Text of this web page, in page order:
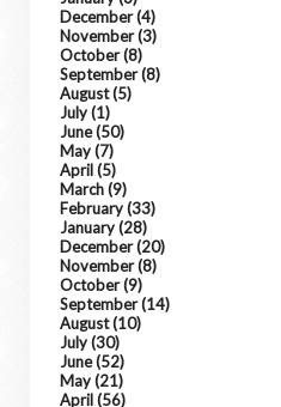
December(4)
November(3)
October(8)
September(8)
August(5)
July(1)
June(50)
May(7)
April(5)
March(9)
February(33)
January(28)
December(20)
November(8)
October(9)
September(14)
August(10)
July(30)
June(52)
May(21)
April(56)